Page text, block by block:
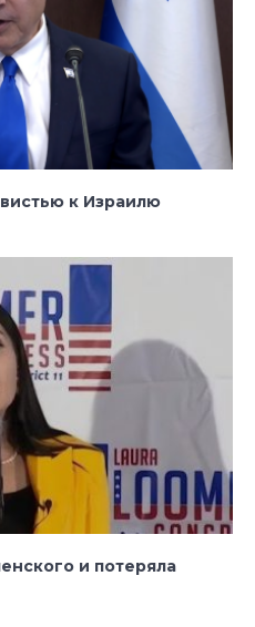
к Израилю
и потеряла